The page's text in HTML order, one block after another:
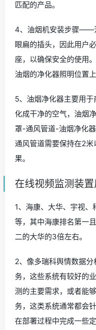
匹配的产品。
4、油烟机安装步骤——
眼扁的插头，因此用户
座，以确保安全的使用
油烟的净化器照明位置
5、油烟净化器主要用
化成干净的空气，油烟
罩-通风管道-油烟净化
通风管道需要保持在2
果。
在线视频监测装
1、海康、大华、宇视
等，其中海康排名第一
二的大华的3倍左右。
2、像多瑞科舆情数据
务，这些系统有较好的
测的主要需求，或者能
务，这类系统通常都会
在部署过程中完成一些